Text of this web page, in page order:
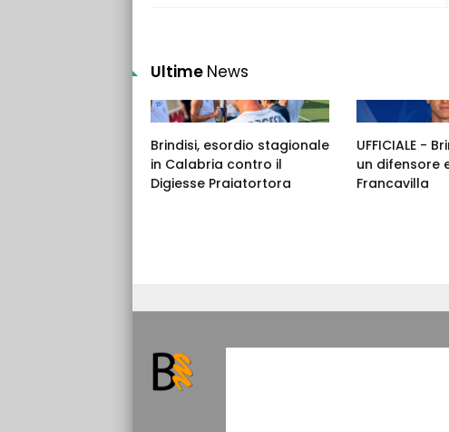
Ultime News
Brindisi, esordio stagionale
in Calabria contro il
Digiesse Praiatortora
UFFICIALE -
un difensore
Francavilla